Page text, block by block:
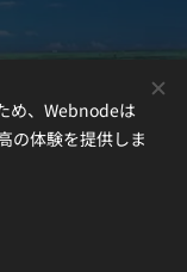
め、Webnodeは
の体験を提供しま